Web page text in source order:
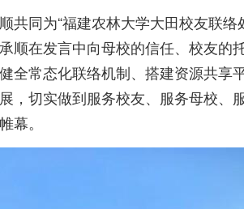
同为“福建农林大学大田校友联络
顺在发言中向母校的信任、校友的
全常态化联络机制、搭建资源共享
，切实做到服务校友、服务母校、
幕。